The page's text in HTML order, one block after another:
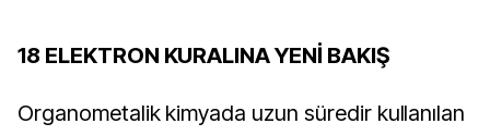
18 ELEKTRON KURALINA YENİ BAKIŞ
Organometalik kimyada uzun süredir kullanılan